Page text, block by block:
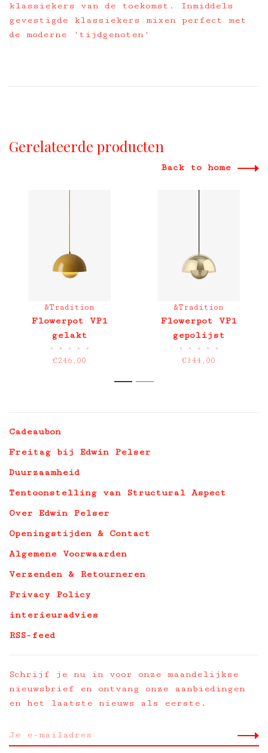
klassiekers van de toekomst. Inmiddels
gevestigde klassiekers mixen perfect met
de moderne 'tijdgenoten'
Gerelateerde producten
Back to home
&Tradition
Flowerpot VP1
gelakt
• • • • •
€246,00
&Tradition
Flowerpot VP1
gepolijst
• • • • •
€344,00
1 2
Cadeaubon
Freitag bij Edwin Pelser
Duurzaamheid
Tentoonstelling van Structural Aspect
Over Edwin Pelser
Openingstijden & Contact
Algemene Voorwaarden
Verzenden & Retourneren
Privacy Policy
interieuradvies
RSS-feed
Schrijf je nu in voor onze maandelijkse
nieuwsbrief en ontvang onze aanbiedingen
en het laatste nieuws als eerste.